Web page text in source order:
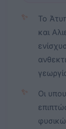
✨
Το
και
✨
Οι